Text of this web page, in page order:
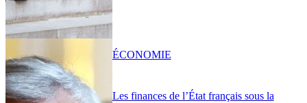
Les finances de l’État français sous la
ÉCONOMIE